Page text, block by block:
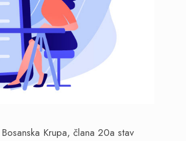
Krupa, člana 20a stav